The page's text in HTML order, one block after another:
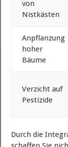
von
Nistkästen
Anpflanzung
hoher
Bäume
Verzicht auf
Pestizide
Durch die